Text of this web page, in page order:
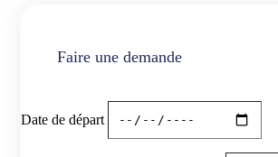
Faire une demande
Date de départ